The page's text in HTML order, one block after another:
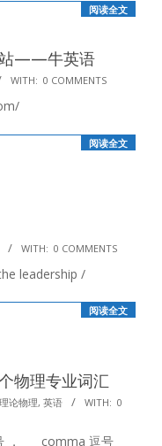
阅读全文
站——牛英语
WITH: 0 COMMENTS
阅读全文
WITH: 0 COMMENTS
leadership /
阅读全文
物理专业词汇
理论物理, 英语 WITH: 0
， comma 逗号